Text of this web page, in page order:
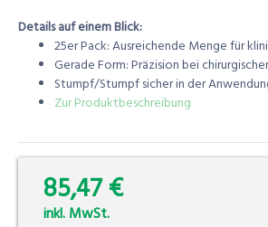
Details auf einem Blick:
25er Pack: Ausreichende Menge für
Gerade Form: Präzision bei
Stumpf/Stumpf sicher in der
Zur Produktbeschreibung
85,47 €
inkl. MwSt.